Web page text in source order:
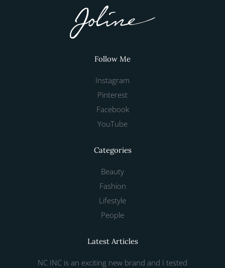
Follow Me
Instagram
Pinterest
Facebook
YouTube
Categories
Beauty
Fashion
Lifestyle
People
Latest Articles
NC INC is an exciting new brand and I tested